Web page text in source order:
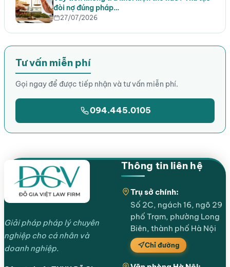
đòi nợ đúng pháp…
27/07/2026
Tư vấn miễn phí
Gọi ngay để được tiếp nhận và tư vấn miễn phí.
094.445.0105
Giải pháp pháp lý chuyên
nghiệp cho cá nhân và
doanh nghiệp.
Thông tin liên hệ
Trụ sở chính:
Số 2C, ngách 16, ngõ 29
phố Trạm, phường Long
Biên, thành phố Hà Nội
Chỉ đường